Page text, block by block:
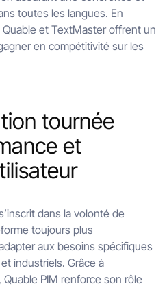
toutes les langues. En
et TextMaster offrent un
en compétitivité sur les
tournée
et
dans la volonté de
toujours plus
aux besoins spécifiques
industriels. Grâce à
PIM renforce son rôle